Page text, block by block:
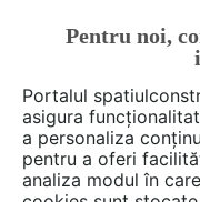
CUM SE FACE
EȘTI AICI: De citit
Pentru noi,
Portalul
asigura
a personaliza
pentru a oferi
analiza modul în